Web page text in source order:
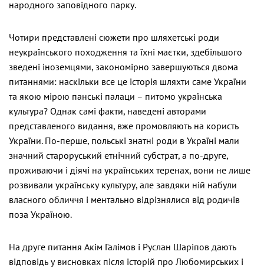
народного заповідного парку.
Чотири представлені сюжети про шляхетські роди
неукраїнського походження та їхні маєтки, здебільшого
зведені іноземцями, закономірно завершуються двома
питаннями: наскільки все це історія шляхти саме України
та якою мірою панські палаци – питомо українська
культура? Однак самі факти, наведені авторами
представленого видання, вже промовляють на користь
України. По-перше, польські знатні роди в Україні мали
значний староруський етнічний субстрат, а по-друге,
проживаючи і діячі на українських теренах, вони не лише
розвивали українську культуру, але завдяки ній набули
власного обличчя і ментально відрізнялися від родичів
поза Україною.
На друге питання Акім Галімов і Руслан Шаріпов дають
відповідь у висновках після історій про Любомирських і